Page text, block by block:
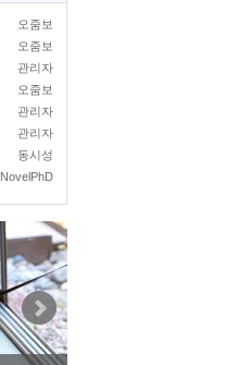
오줌보
오줌보
관리자
오줌보
관리자
관리자
동시성
NovelPhD